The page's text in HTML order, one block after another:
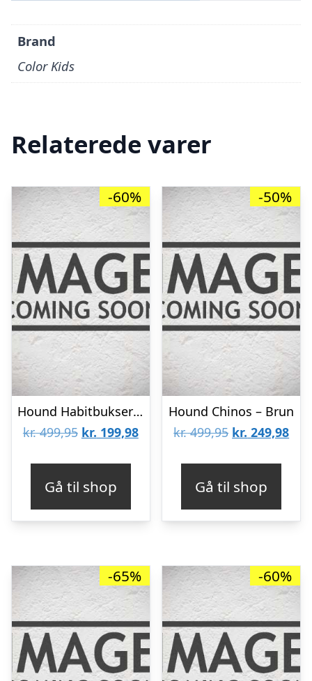
Brand
Color Kids
Relaterede varer
-60%
Hound Habitbukser – Mørkeblå
kr.499,95 Den
kr. 499,95.
kr. 199,98Den
kr. 199,98.
Gå til shop
-50%
Hound Chinos – Brun
kr.499,95 Den
kr. 499,95.
kr. 249,98Den
kr.
Gå til shop
-65% -60%